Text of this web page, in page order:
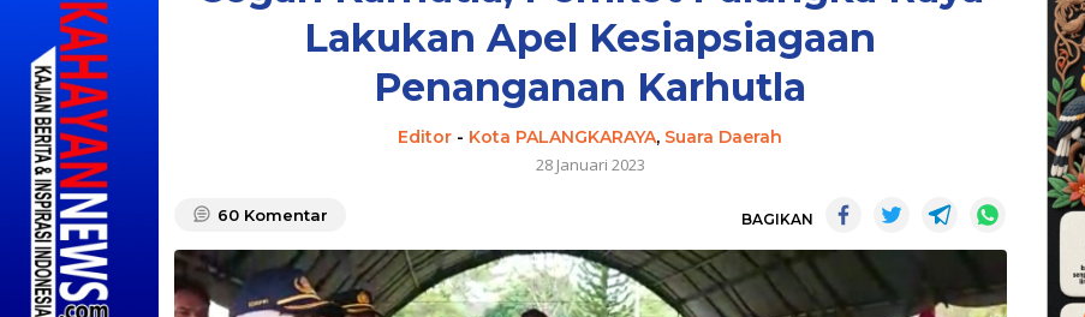
Lakukan Apel Kesiapsiagaan
Penanganan Karhutla
Editor - Kota PALANGKARAYA, Suara Daerah
28 Januari 2023
60 Komentar BAGIKAN